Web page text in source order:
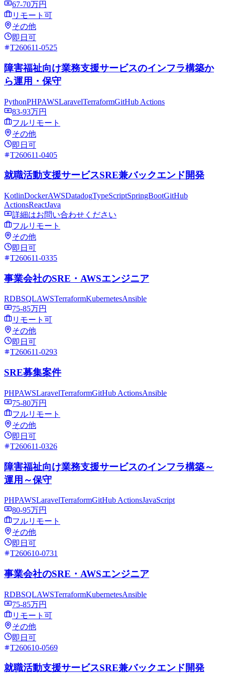
67-70万円
リモート可
その他
即日可
T260611-0525
障害福祉向け業務支援サービスのインフラ構築か
ら運用・保守
PythonPHPAWSLaravelTerraformGitHub Actions
83-93万円
フルリモート
その他
即日可
T260611-0405
就職活動支援サービスSRE兼バックエンド開発
KotlinDockerAWSDatadogTypeScriptSpringBootGitHub
ActionsReactJava
詳細はお問い合わせください
フルリモート
その他
即日可
T260611-0335
事業会社のSRE・AWSエンジニア
RDBSQLAWSTerraformKubernetesAnsible
75-85万円
リモート可
その他
即日可
T260611-0293
SRE募集案件
PHPAWSLaravelTerraformGitHub ActionsAnsible
75-80万円
フルリモート
その他
即日可
T260611-0326
障害福祉向け業務支援サービスのインフラ構築～
運用～保守
PHPAWSLaravelTerraformGitHub ActionsJavaScript
80-95万円
フルリモート
その他
即日可
T260610-0731
事業会社のSRE・AWSエンジニア
RDBSQLAWSTerraformKubernetesAnsible
75-85万円
リモート可
その他
即日可
T260610-0569
就職活動支援サービスSRE兼バックエンド開発